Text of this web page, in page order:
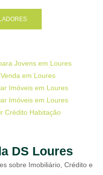
Jovens em Loures
em Loures
Imóveis em Loures
Imóveis em Loures
Crédito Habitação
DS Loures
sobre Imobiliário, Crédito e